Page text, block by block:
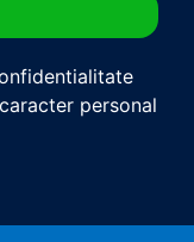
personal